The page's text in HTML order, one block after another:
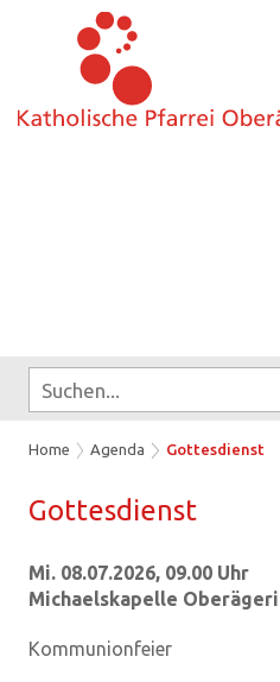
Home Agenda Gottesdienst
Got­tes­dienst
Mi. 08.07.2026, 09.00 Uhr
Michaelskapelle Oberägeri
Kommunionfeier